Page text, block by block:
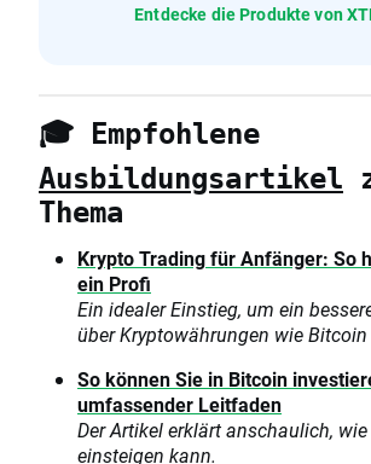
Entdecke die Produkte von
🎓 Empfohlene
Ausbildungsartikel
Thema
KryptoTradingfür Anfänger: So
ein Profi
Ein idealer Einstieg, um ein
über Kryptowährungen wie
So können Sie in Bitcoin
umfassender Leitfaden
Der Artikel erklärt anschaulich,
einsteigen kann.